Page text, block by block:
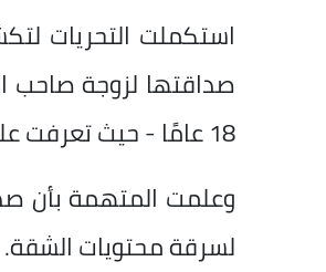
استكملت التحريات
صداقتها لزوجة صاحب
18 عامًا - حيث تعرفت عليها في محل "كوافير" بمنطقة المهندسين.
وعلمت المتهمة بأن
لسرقة محتويات الشقة.